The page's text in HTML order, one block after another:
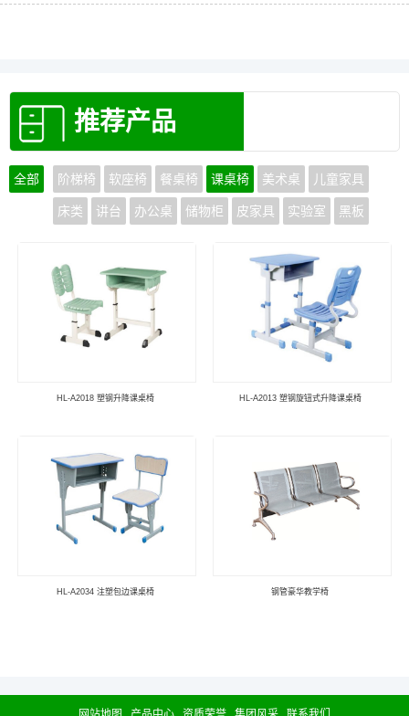
推荐产品
全部 阶梯椅 软座椅 餐桌椅 课桌椅 美术桌 儿童家具
床类 讲台 办公桌 储物柜 皮家具 实验室 黑板
HL-A2018 塑钢升降课桌椅 HL-A2013 塑钢旋钮式升降课桌椅
HL-A2034 注塑包边课桌椅 钢管豪华教学椅